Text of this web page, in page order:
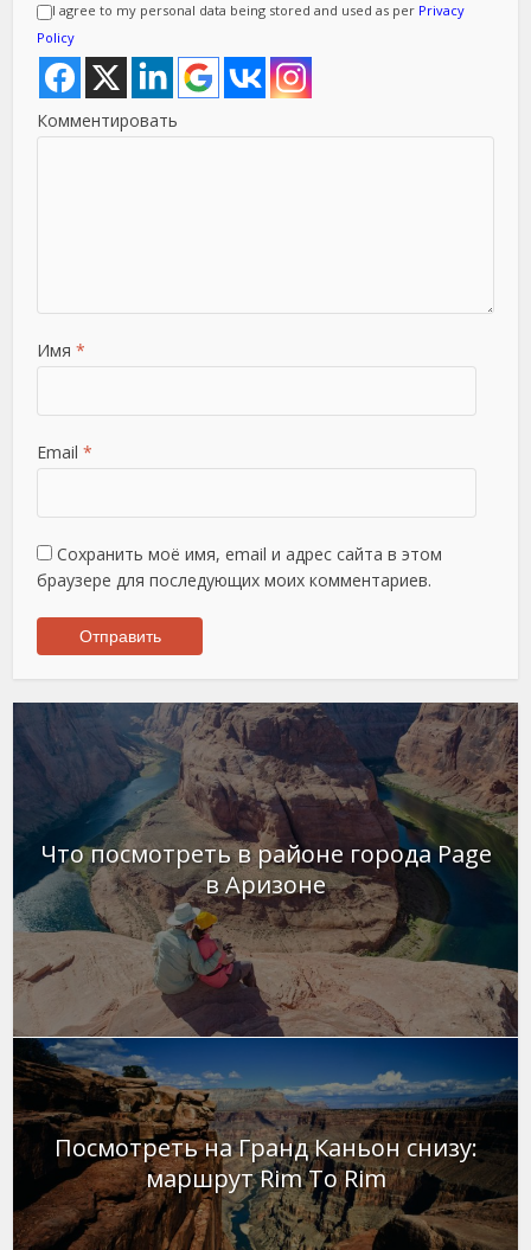
I agree to my personal data being stored and used as per Privacy
Policy
Комментировать
Имя *
Email *
Сохранить моё имя, email и адрес сайта в этом
браузере для последующих моих комментариев.
Что посмотреть в районе города Page
в Аризоне
Посмотреть на Гранд Каньон снизу:
маршрут Rim To Rim